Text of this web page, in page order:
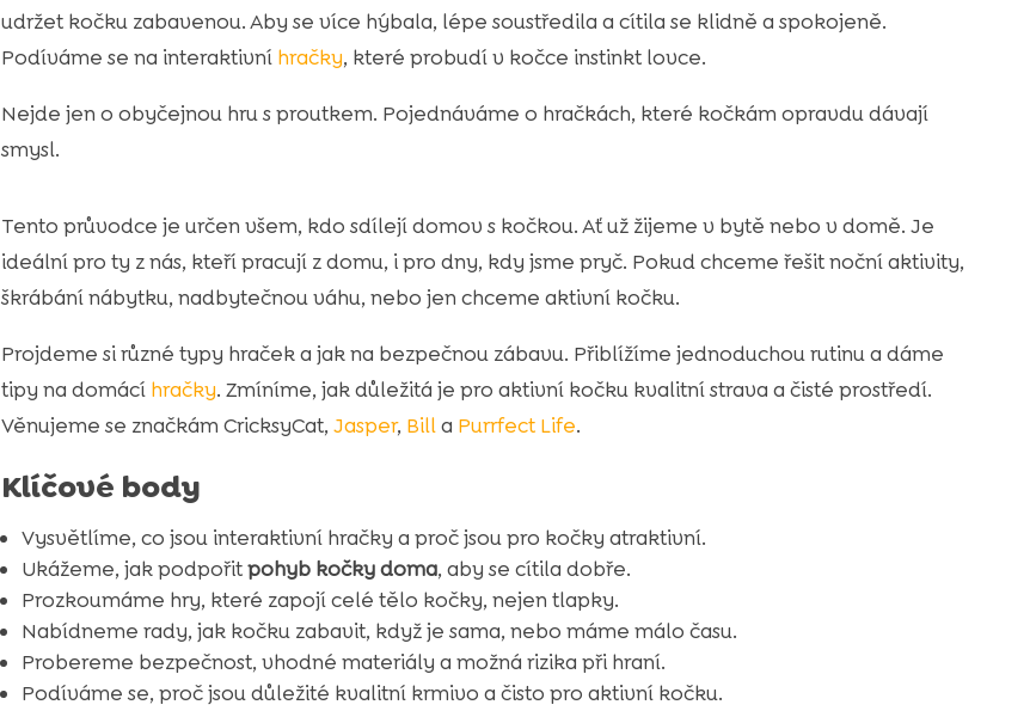
udržet kočku zabavenou. Aby se více hýbala, lépe soustředila a cítila se klidně a spokojeně.
Podíváme se na interaktivní hračky, které probudí v kočce instinkt lovce.
Nejde jen o obyčejnou hru s proutkem. Pojednáváme o hračkách, které kočkám opravdu dávají
smysl.
Tento průvodce je určen všem, kdo sdílejí domov s kočkou. Ať už žijeme v bytě nebo v domě. Je
ideální pro ty z nás, kteří pracují z domu, i pro dny, kdy jsme pryč. Pokud chceme řešit noční aktivity,
škrábání nábytku, nadbytečnou váhu, nebo jen chceme aktivní kočku.
Projdeme si různé typy hraček a jak na bezpečnou zábavu. Přiblížíme jednoduchou rutinu a dáme
tipy na domácí hračky. Zmíníme, jak důležitá je pro aktivní kočku kvalitní strava a čisté prostředí.
Věnujeme se značkám CricksyCat, Jasper, Billa Purrfect Life.
Klíčové body
Vysvětlíme, co jsou interaktivní hračky a proč jsou pro kočky atraktivní.
Ukážeme, jak podpořitpohyb kočky doma, aby se cítila dobře.
Prozkoumáme hry, které zapojí celé tělo kočky, nejen tlapky.
Nabídneme rady, jak kočku zabavit, když je sama, nebo máme málo času.
Probereme bezpečnost, vhodné materiály a možná rizika při hraní.
Podíváme se, proč jsou důležité kvalitní krmivo a čisto pro aktivní kočku.